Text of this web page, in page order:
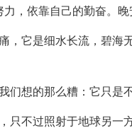
，依靠自己的勤奋。晚
，它是细水长流，碧海
们想的那么糟：它只是
只不过照射于地球另一